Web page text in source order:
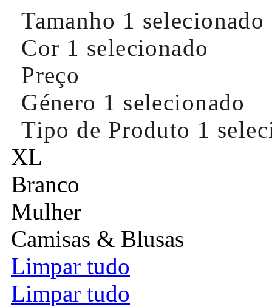
Tamanho 1 selecionado
Cor 1 selecionado
Preço
Género 1 selecionado
Tipo de Produto 1
XL
Branco
Mulher
Camisas & Blusas
Limpar tudo
Limpar tudo